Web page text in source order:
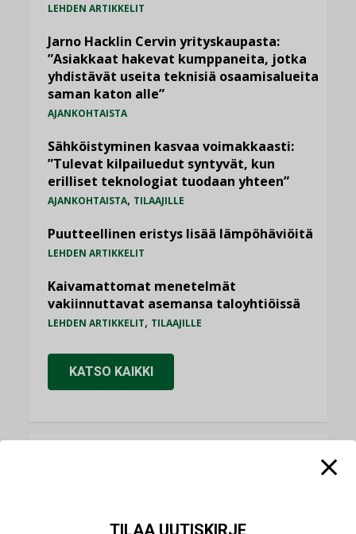
LEHDEN ARTIKKELIT
Jarno Hacklin Cervin yrityskaupasta:
”Asiakkaat hakevat kumppaneita, jotka
yhdistävät useita teknisiä osaamisalueita
saman katon alle”
AJANKOHTAISTA
Sähköistyminen kasvaa voimakkaasti:
”Tulevat kilpailuedut syntyvät, kun
erilliset teknologiat tuodaan yhteen”
AJANKOHTAISTA, TILAAJILLE
Puutteellinen eristys lisää lämpöhäviöitä
LEHDEN ARTIKKELIT
Kaivamattomat menetelmät
vakiinnuttavat asemansa taloyhtiöissä
LEHDEN ARTIKKELIT, TILAAJILLE
KATSO KAIKKI
käyttöön kiinteistöissä
TILAA UUTISKIRJE